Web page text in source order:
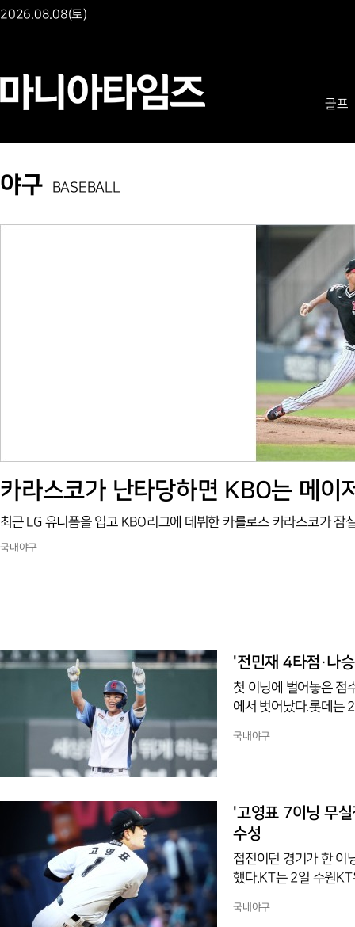
2026.08.08(토)
골프
야구 BASEBALL
국내야구
'전민재 4타점·나
첫 이닝에 벌어놓은 점
에서 벗어났다.롯데는
진 4실점으로 시즌 8
다. 1회말 나승엽이
국내야구
'고영표 7이닝 무
수성
접전이던 경기가 한 이
했다.KT는 2일 수원
연패에 빠진 한화는
국내야구